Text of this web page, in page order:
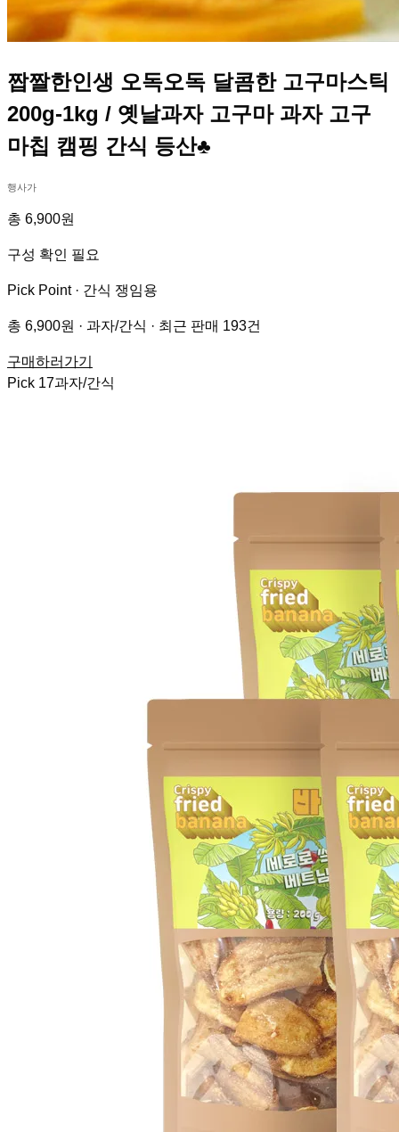
짭짤한인생 오독오독 달콤한 고구마스틱
200g-1kg / 옛날과자 고구마 과자 고구
마칩 캠핑 간식 등산♣
행사가
총 6,900원
구성 확인 필요
Pick Point · 간식 쟁임용
총 6,900원 · 과자/간식 · 최근 판매 193건
구매하러가기
Pick 17과자/간식